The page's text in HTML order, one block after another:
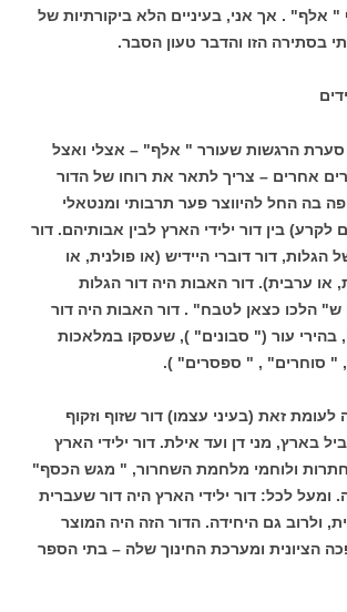
אלף" . אך אני, בעיניים הלא ביקורתיות של
הרגשות שעורר " אלף" – אצלי ואצל
אחרים – צריך לתאר את רוחו של הדור
בה החל להיווצר פער תרבותי ומנטאלי
בין דור ילידי הארץ לבין אבותיהם. דור
הגלות, דור דוברי היידיש (או פולנית, או
או ערבית). דור האבות היה דור הגלות
ש" הלכו כצאן לטבח" . דור האבות היה דור
בהירי עור (" סבונים" ), שעסקו במלאכות
, " סוחרים" , " ספסרים" ).
לעומת זאת (בעיני עצמו) דור שזוף וזקוף
בארץ, מני דן ועד אילת. דור ילידי הארץ
ולוחמי מלחמת השחרור, " מגש הכסף"
ומעל לכל: דור ילידי הארץ היה דור שעברית
ולרוב גם היחידה. הדור הזה היה המוצר
הציונית ומערכת החינוך שלה – בתי הספר